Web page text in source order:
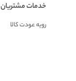
خدمات مشتریان
رویه عودت کالا